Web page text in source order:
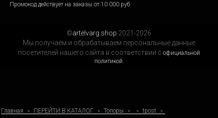
Промокод действует на заказы от 10 000 руб.
©artelvarg.shop 2021-2026
Мы получаем и обрабатываем персональные данные
посетителей нашего сайта в соответствии с официальной
политикой.
Главная ПЕРЕЙТИ В КАТАЛОГ Топоры tpost